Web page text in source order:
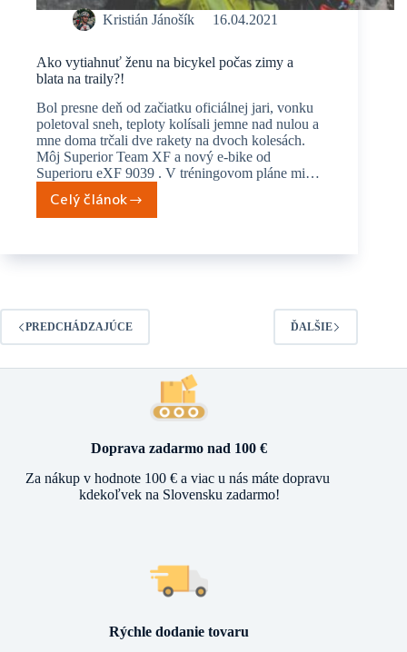
Kristián Jánošík 16.04.2021
Ako vytiahnuť ženu na bicykel počas zimy a
blata na traily?!
Bol presne deň od začiatku oficiálnej jari, vonku
poletoval sneh, teploty kolísali jemne nad nulou a
mne doma trčali dve rakety na dvoch kolesách.
Môj Superior Team XF a nový e-bike od
Superioru eXF 9039 . V tréningovom pláne mi…
Celý článok
Ako
počas
zimy
a
blata
PREDCHÁDZAJÚCE ĎALŠIE
Doprava zadarmo nad 100 €
Za nákup v hodnote 100 € a viac u nás máte dopravu
kdekoľvek na Slovensku zadarmo!
Rýchle dodanie tovaru